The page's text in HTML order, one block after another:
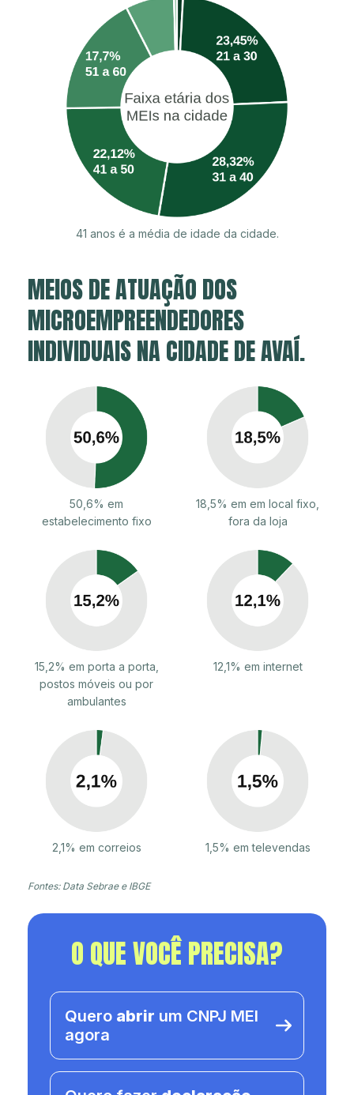
41 anos é a média de idade da cidade.
MEIOS DE ATUAÇÃO DOS
MICROEMPREENDEDORES
INDIVIDUAIS NA CIDADE DE AVAÍ.
50,6% em
estabelecimento fixo
18,5% em em local fixo,
fora da loja
15,2% em porta a porta,
postos móveis ou por
ambulantes
12,1% em internet
2,1% em correios 1,5% em televendas
Fontes: Data Sebrae e IBGE
O QUE VOCÊ PRECISA?
Quero abrir um CNPJ MEI
agora